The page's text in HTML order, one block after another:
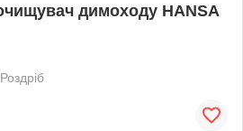
димоходу HANSA
Роздріб